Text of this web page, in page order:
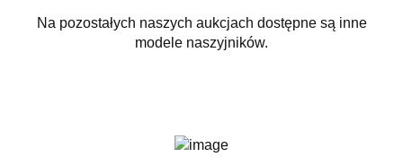
Na pozostałych naszych aukcjach dostępne są inne
modele naszyjników.